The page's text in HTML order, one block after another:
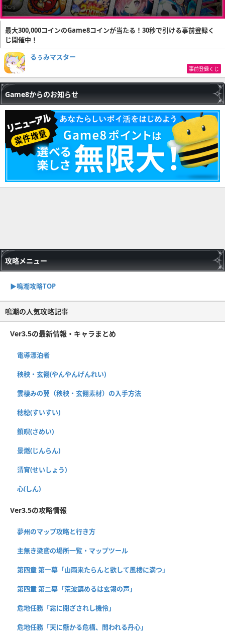
最大300,000コインのGame8コインが当たる！30秒で引ける事前登録く
じ開催中！
るぅみマスター
事前登録くじ
Game8からのお知らせ
攻略メニュー
▶︎鳴潮攻略TOP
鳴潮の人気攻略記事
Ver3.5の最新情報・キャラまとめ
電導漂泊者
秧秧・玄翎(やんやんげんれい)
雲棲みの翼（秧秧・玄翎素材）の入手方法
穂穂(すいすい)
鎖暝(さめい)
景燃(じんらん)
清宵(せいしょう)
心(しん)
Ver3.5の攻略情報
夢州のマップ攻略と行き方
主無き梁鳶の場所一覧・マップツール
第四章 第一幕「山雨来たらんと欲して風楼に満つ」
第四章 第二幕「荒波鎮めるは玄翎の声」
危地任務「霧に閉ざされし機伶」
危地任務「天に懸かる危構、問われる丹心」